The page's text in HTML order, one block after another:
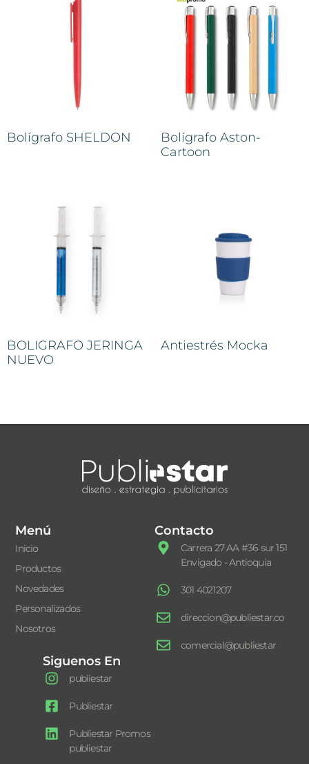
Bolígrafo SHELDON
Bolígrafo Aston-
Cartoon
BOLIGRAFO JERINGA
NUEVO
Antiestrés Mocka
Menú
Inicio
Productos
Novedades
Personalizados
Nosotros
Contacto
Carrera 27 AA #36 sur 151
Envigado - Antioquia
301 4021207
direccion@publiestar.co
comercial@publiestar
Siguenos En
publiestar
Publiestar
Publiestar Promos
publiestar